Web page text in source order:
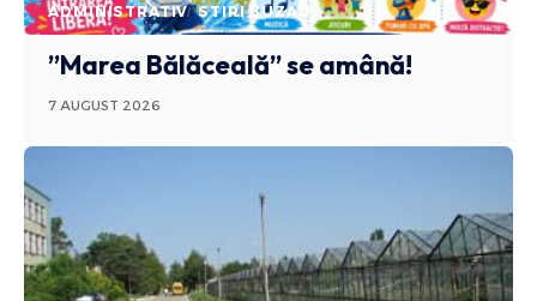
ADMINISTRATIV STIRI BUZAU
”Marea Bălăceală” se amână!
7 AUGUST 2026